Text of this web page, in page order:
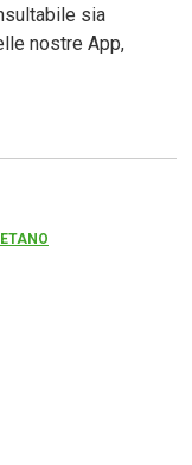
sia
nostre App,